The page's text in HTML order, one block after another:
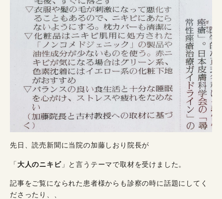
先日、読売新聞に当院の加藤しおり院長が
「 大人のニキビ」と言うテーマで取材を受けました。
記事をご覧になられた患者様からも診察の時に話題にしてく
ださったり、、